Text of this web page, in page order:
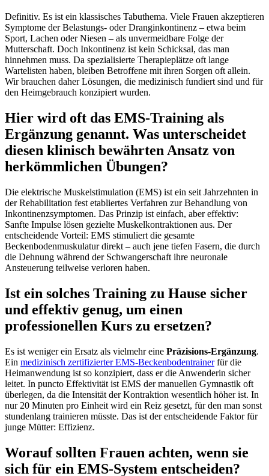
Definitiv. Es ist ein klassisches Tabuthema. Viele Frauen akzeptieren
Symptome der Belastungs- oder Dranginkontinenz – etwa beim
Sport, Lachen oder Niesen – als unvermeidbare Folge der
Mutterschaft. Doch Inkontinenz ist kein Schicksal, das man
hinnehmen muss. Da spezialisierte Therapieplätze oft lange
Wartelisten haben, bleiben Betroffene mit ihren Sorgen oft allein.
Wir brauchen daher Lösungen, die medizinisch fundiert sind und für
den Heimgebrauch konzipiert wurden.
Hier wird oft das EMS-Training als
Ergänzung genannt. Was unterscheidet
diesen klinisch bewährten Ansatz von
herkömmlichen Übungen?
Die elektrische Muskelstimulation (EMS) ist ein seit Jahrzehnten in
der Rehabilitation fest etabliertes Verfahren zur Behandlung von
Inkontinenzsymptomen. Das Prinzip ist einfach, aber effektiv:
Sanfte Impulse lösen gezielte Muskelkontraktionen aus. Der
entscheidende Vorteil: EMS stimuliert die gesamte
Beckenbodenmuskulatur direkt – auch jene tiefen Fasern, die durch
die Dehnung während der Schwangerschaft ihre neuronale
Ansteuerung teilweise verloren haben.
Ist ein solches Training zu Hause sicher
und effektiv genug, um einen
professionellen Kurs zu ersetzen?
Es ist weniger ein Ersatz als vielmehr eine Präzisions-Ergänzung.
Ein medizinisch zertifizierter EMS-Beckenbodentrainerfür die
Heimanwendung ist so konzipiert, dass er die Anwenderin sicher
leitet. In puncto Effektivität ist EMS der manuellen Gymnastik oft
überlegen, da die Intensität der Kontraktion wesentlich höher ist. In
nur 20 Minuten pro Einheit wird ein Reiz gesetzt, für den man sonst
stundenlang trainieren müsste. Das ist der entscheidende Faktor für
junge Mütter: Effizienz.
Worauf sollten Frauen achten, wenn sie
sich für ein EMS-System entscheiden?